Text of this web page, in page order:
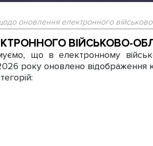
оновлення електронного
ВІЙСЬКОВО-
що в електронному
року оновлено відображення